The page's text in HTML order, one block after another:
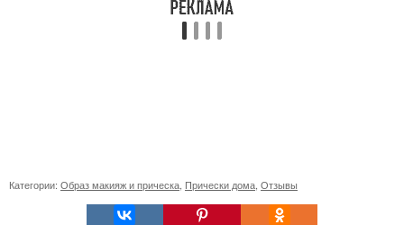
Категории: Образ макияж и прическа Прически дома Отзывы